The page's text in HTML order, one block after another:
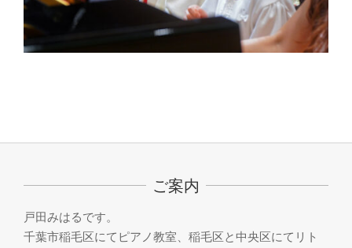
05-
ご案内
戸田みはるです。
千葉市稲毛区にてピアノ教室、稲毛区と中央区にてリト